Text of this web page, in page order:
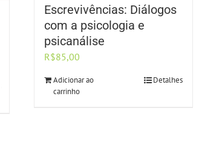
Escrevivências: Diálogos
com a psicologia e
psicanálise
R$85,00
Adicionar ao
carrinho
Detalhes